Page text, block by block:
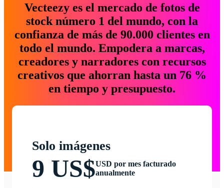
Vecteezy es el mercado de fotos de
stock número 1 del mundo, con la
confianza de más de 90.000 clientes en
todo el mundo. Empodera a marcas,
creadores y narradores con recursos
creativos que ahorran hasta un 76 %
en tiempo y presupuesto.
Solo imágenes
9 US$USD por mes facturado
anualmente